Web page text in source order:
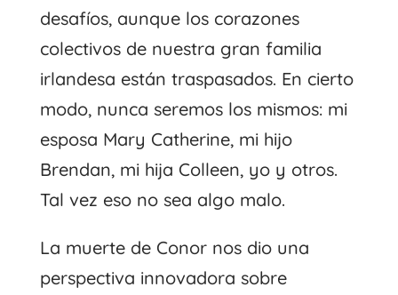
desafíos, aunque los corazones
colectivos de nuestra gran familia
irlandesa están traspasados. En cierto
modo, nunca seremos los mismos: mi
esposa Mary Catherine, mi hijo
Brendan, mi hija Colleen, yo y otros.
Tal vez eso no sea algo malo.
La muerte de Conor nos dio una
perspectiva innovadora sobre